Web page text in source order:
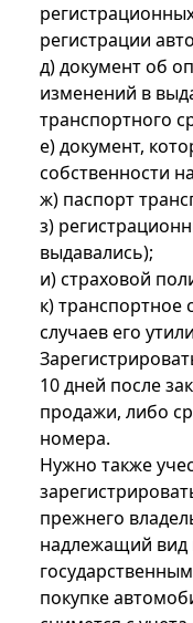
регистрации
д) документ об
изменений в
транспортного
е) документ,
собственности
ж) паспорт
з)
выдавались);
и) страховой
к) транспортное
случаев его
10 дней после
продажи, либо
номера.
Нужно также
прежнего
надлежащий вид
покупке